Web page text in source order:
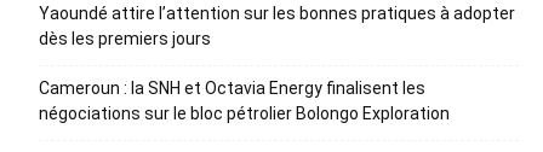
Yaoundé attire l’attention sur les bonnes pratiques à adopter
dès les premiers jours
Cameroun : la SNH et Octavia Energy finalisent les
négociations sur le bloc pétrolier Bolongo Exploration